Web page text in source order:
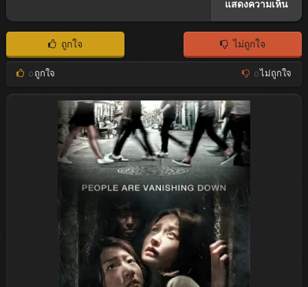
ถูกใจ ไม่ถูกใจ
0ถูกใจ 0ไม่ถูกใจ